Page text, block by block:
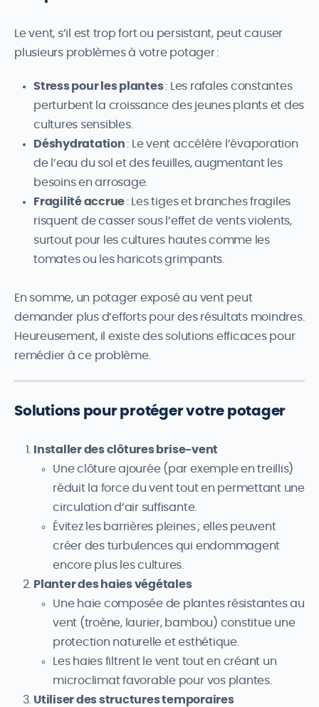
Le vent, s’il est trop fort ou persistant, peut causer
plusieurs problèmes à votre potager :
Stress pour les plantes: Les rafales constantes
perturbent la croissance des jeunes plants et des
cultures sensibles.
Déshydratation: Le vent accélère l’évaporation
de l’eau du sol et des feuilles, augmentant les
besoins en arrosage.
Fragilité accrue: Les tiges et branches fragiles
risquent de casser sous l’effet de vents violents,
surtout pour les cultures hautes comme les
tomates ou les haricots grimpants.
En somme, un potager exposé au vent peut
demander plus d’efforts pour des résultats moindres.
Heureusement, il existe des solutions efficaces pour
remédier à ce problème.
Solutions pour protéger votre potager
Installer des clôtures brise-vent
Une clôture ajourée (par exemple en treillis)
réduit la force du vent tout en permettant une
circulation d’air suffisante.
Évitez les barrières pleines ; elles peuvent
créer des turbulences qui endommagent
encore plus les cultures.
Planter des haies végétales
Une haie composée de plantes résistantes au
vent (troène, laurier, bambou) constitue une
protection naturelle et esthétique.
Les haies filtrent le vent tout en créant un
microclimat favorable pour vos plantes.
Utiliser des structures temporaires